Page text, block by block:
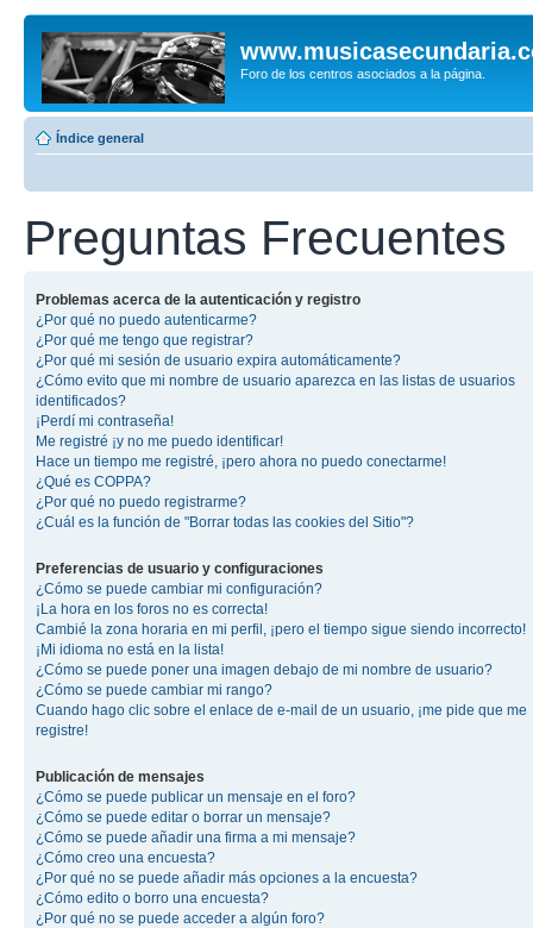
Foro de los centros asociados a la página.
Índice general
Preguntas Frecuentes
Problemas acerca de la autenticación y registro
¿Por qué no puedo autenticarme?
¿Por qué me tengo que registrar?
¿Por qué mi sesión de usuario expira automáticamente?
¿Cómo evito que mi nombre de usuario aparezca en las listas de usuarios
identificados?
¡Perdí mi contraseña!
Me registré ¡y no me puedo identificar!
Hace un tiempo me registré, ¡pero ahora no puedo conectarme!
¿Qué es COPPA?
¿Por qué no puedo registrarme?
¿Cuál es la función de "Borrar todas las cookies del Sitio"?
Preferencias de usuario y configuraciones
¿Cómo se puede cambiar mi configuración?
¡La hora en los foros no es correcta!
Cambié la zona horaria en mi perfil, ¡pero el tiempo sigue siendo incorrecto!
¡Mi idioma no está en la lista!
¿Cómo se puede poner una imagen debajo de mi nombre de usuario?
¿Cómo se puede cambiar mi rango?
Cuando hago clic sobre el enlace de e-mail de un usuario, ¡me pide que me
registre!
Publicación de mensajes
¿Cómo se puede publicar un mensaje en el foro?
¿Cómo se puede editar o borrar un mensaje?
¿Cómo se puede añadir una firma a mi mensaje?
¿Cómo creo una encuesta?
¿Por qué no se puede añadir más opciones a la encuesta?
¿Cómo edito o borro una encuesta?
¿Por qué no se puede acceder a algún foro?